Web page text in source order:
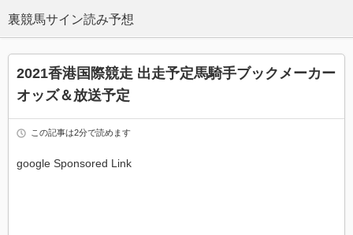
2021香港国際競走 出走予定馬騎手ブックメーカー
オッズ＆放送予定
この記事は2分で読めます
google Sponsored Link